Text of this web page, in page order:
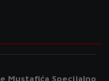
Mustafića Specijalno